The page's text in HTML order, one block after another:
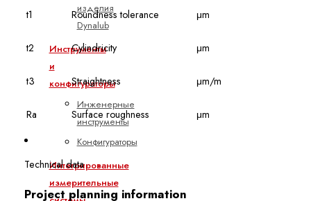
изделия
Dynalub
Инструменты
и
конфигураторы
Инженерные
инструменты
Конфигураторы
Интегрированные
измерительные
t1 Roundness tolerance μm
t2 Cylindricity μm
t3 Straightness μm/m
Ra Surface roughness μm
Technical data
Project planning information